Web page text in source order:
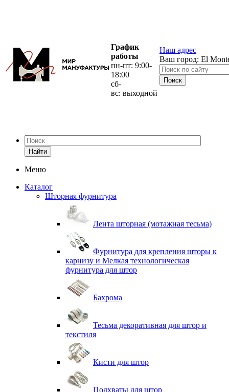
График
работы
пн-пт: 9:00-
18:00
сб-
вс: выходной
Наш адрес
Ваш город: El
Найти
Меню
Каталог
Шторная фурнитура
Лента шторная (мотажная тесьма)
Фурнитура для крепления шторы к
карнизу и Мелкая технологическая
фурнитура для штор
Бахрома
Тесьма декоративная для штор и
текстиля
Кисти для штор
Подхваты для штор